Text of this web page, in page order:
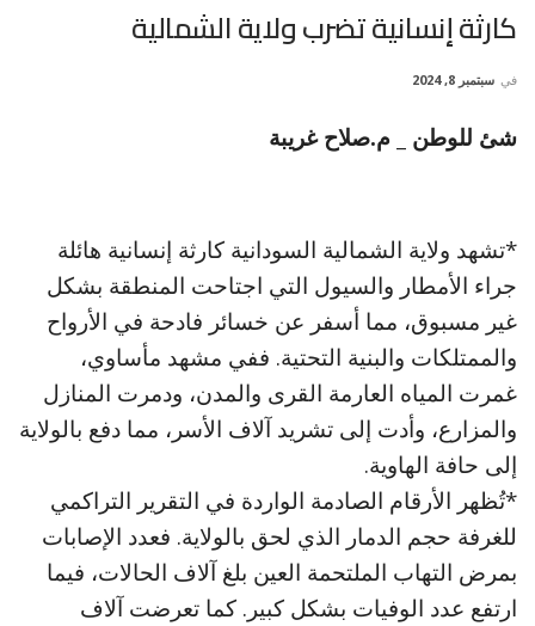
كارثة إنسانية تضرب ولاية الشمالية
في سبتمبر 8, 2024
شئ للوطن _ م.صلاح غريبة
*تشهد ولاية الشمالية السودانية كارثة إنسانية هائلة
جراء الأمطار والسيول التي اجتاحت المنطقة بشكل
غير مسبوق، مما أسفر عن خسائر فادحة في الأرواح
والممتلكات والبنية التحتية. ففي مشهد مأساوي،
غمرت المياه العارمة القرى والمدن، ودمرت المنازل
والمزارع، وأدت إلى تشريد آلاف الأسر، مما دفع بالولاية
إلى حافة الهاوية.
*تُظهر الأرقام الصادمة الواردة في التقرير التراكمي
للغرفة حجم الدمار الذي لحق بالولاية. فعدد الإصابات
بمرض التهاب الملتحمة العين بلغ آلاف الحالات، فيما
ارتفع عدد الوفيات بشكل كبير. كما تعرضت آلاف